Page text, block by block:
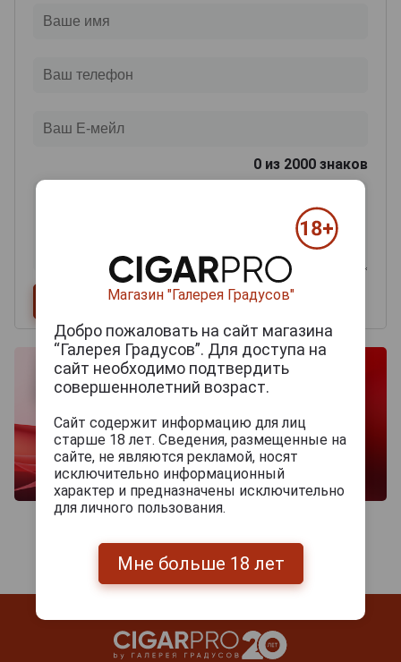
0 из 2000 знаков
Магазин "Галерея Градусов"
Добро пожаловать на сайт магазина
“Галерея Градусов”. Для доступа на
сайт необходимо подтвердить
совершеннолетний возраст.
Сайт содержит информацию для лиц
старше 18 лет. Сведения, размещенные на
сайте, не являются рекламой, носят
исключительно информационный
характер и предназначены исключительно
для личного пользования.
Мне больше 18 лет